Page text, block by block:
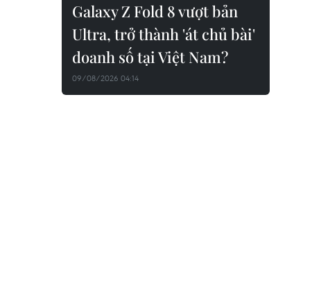
Galaxy Z Fold 8 vượt bản
Ultra, trở thành 'át chủ bài'
doanh số tại Việt Nam?
09/08/2026 04:14